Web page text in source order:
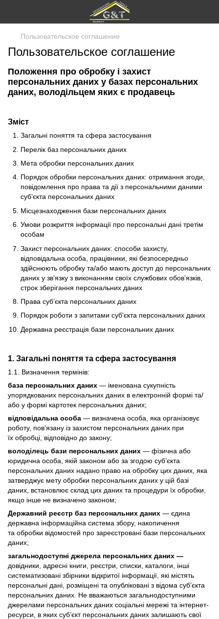
Пользовательское соглашение
Пользовательское соглашение
Положення про обробку і захист
персональних даних у базах персональних
даних, володільцем яких є продавець
Зміст
Загальні поняття та сфера застосування
Перелік баз персональних даних
Мета обробки персональних даних
Порядок обробки персональних даних: отримання згоди,
повідомлення про права та дії з персональними даними
суб’єкта персональних даних
Місцезнаходження бази персональних даних
Умови розкриття інформації про персональні дані третім
особам
Захист персональних даних: способи захисту,
відповідальна особа, працівники, які безпосередньо
здійснюють обробку та/або мають доступ до персональних
даних у зв’язку з виконанням своїх службових обов’язків,
строк зберігання персональних даних
Права суб’єкта персональних даних
Порядок роботи з запитами суб'єкта персональних даних
Державна реєстрація бази персональних даних
1. Загальні поняття та сфера застосування
1.1. Визначення термінів:
база персональних даних — іменована сукупність
упорядкованих персональних даних в електронній формі та/
або у формі картотек персональних даних;
відповідальна особа — визначена особа, яка організовує
роботу, пов’язану із захистом персональних даних при
їх обробці, відповідно до закону;
володілець бази персональних даних — фізична або
юридична особа, якій законом або за згодою суб’єкта
персональних даних надано право на обробку цих даних, яка
затверджує мету обробки персональних даних у цій базі
даних, встановлює склад цих даних та процедури їх обробки,
якщо інше не визначено законом;
Державний реєстр баз персональних даних — єдина
державна інформаційна система збору, накопичення
та обробки відомостей про зареєстровані бази персональних
даних;
загальнодоступні джерела персональних даних —
довідники, адресні книги, реєстри, списки, каталоги, інші
систематизовані збірники відкритої інформації, які містять
персональні дані, розміщені та опубліковані з відома суб’єкта
персональних даних. Не вважаються загальнодоступними
джерелами персональних даних соціальні мережі та інтернет-
ресурси, в яких суб’єкт персональних даних залишають свої